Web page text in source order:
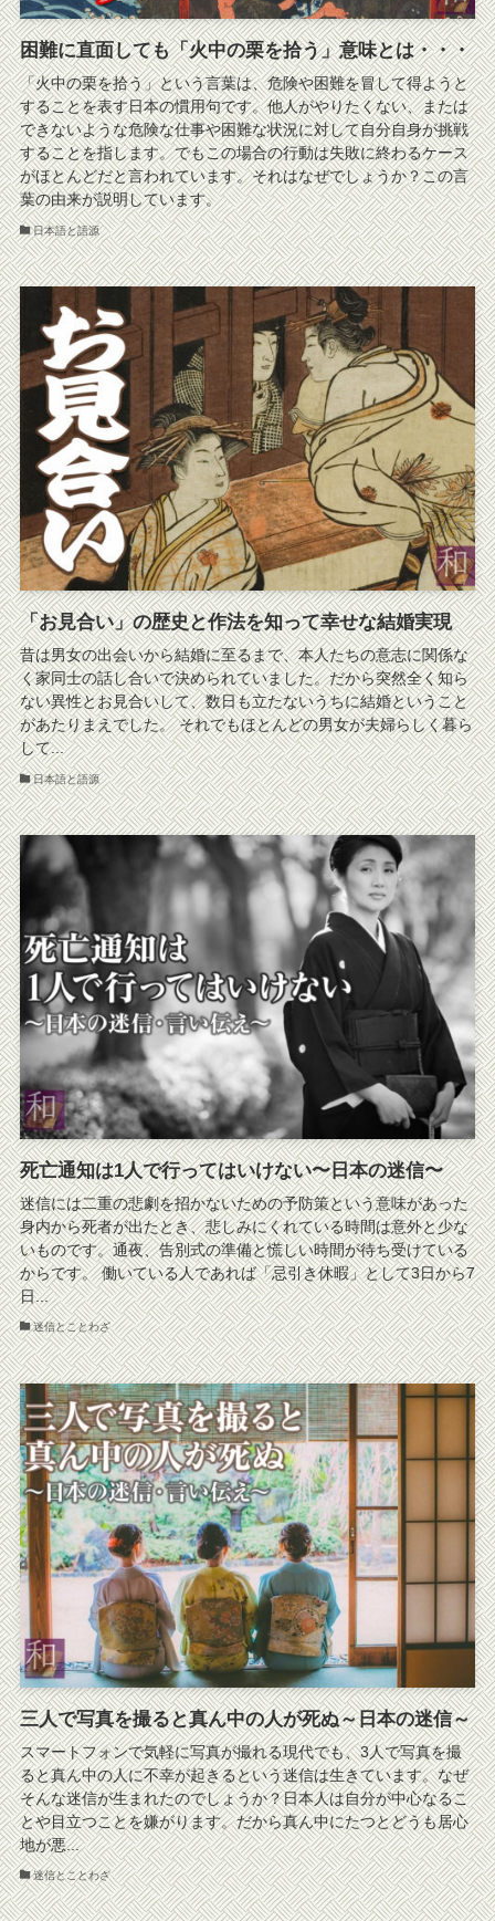
困難に直面しても「火中の栗を拾う」意味とは・・・
「火中の栗を拾う」という言葉は、危険や困難を冒して得ようと
することを表す日本の慣用句です。他人がやりたくない、または
できないような危険な仕事や困難な状況に対して自分自身が挑戦
することを指します。でもこの場合の行動は失敗に終わるケース
がほとんどだと言われています。それはなぜでしょうか？この言
葉の由来が説明しています。
日本語と語源
「お見合い」の歴史と作法を知って幸せな結婚実現
昔は男女の出会いから結婚に至るまで、本人たちの意志に関係な
く家同士の話し合いで決められていました。だから突然全く知ら
ない異性とお見合いして、数日も立たないうちに結婚ということ
があたりまえでした。 それでもほとんどの男女が夫婦らしく暮ら
して...
日本語と語源
死亡通知は1人で行ってはいけない〜日本の迷信〜
迷信には二重の悲劇を招かないための予防策という意味があった
身内から死者が出たとき、悲しみにくれている時間は意外と少な
いものです。通夜、告別式の準備と慌しい時間が待ち受けている
からです。 働いている人であれば「忌引き休暇」として3日から7
日...
迷信とことわざ
三人で写真を撮ると真ん中の人が死ぬ～日本の迷信～
スマートフォンで気軽に写真が撮れる現代でも、3人で写真を撮
ると真ん中の人に不幸が起きるという迷信は生きています。なぜ
そんな迷信が生まれたのでしょうか？日本人は自分が中心なるこ
とや目立つことを嫌がります。だから真ん中にたつとどうも居心
地が悪...
迷信とことわざ